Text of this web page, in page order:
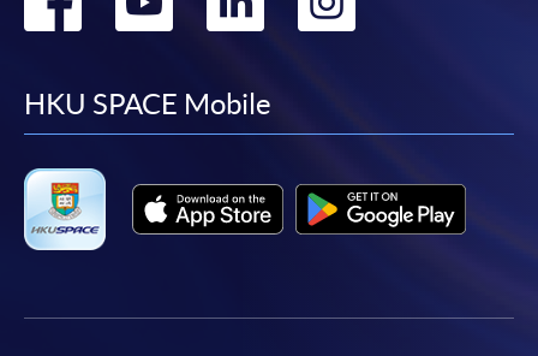
facebook
youtube
linkedin
HKU SPACE Mobile